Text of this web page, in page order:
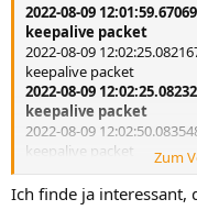
2022-08-09
keepalive packet
2022-08-09
keepalive packet
2022-08-09
keepalive packet
2022-08-09
keepalive packet
2022-08-09
handshake initiation
Zum
Ich finde ja interessant,